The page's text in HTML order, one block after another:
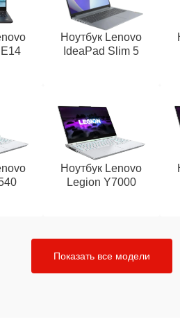
Ноутбук Lenovo
IdeaPad Slim 5
Ноутбук Lenovo
Legion Y7000
Показать все модели